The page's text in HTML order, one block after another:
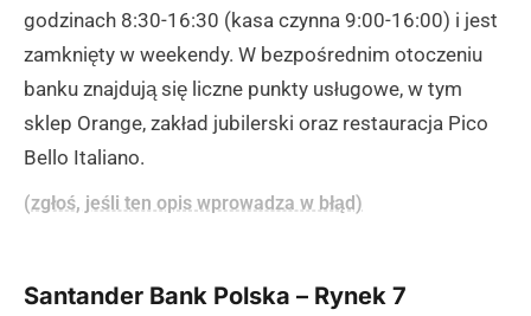
godzinach 8:30-16:30 (kasa czynna 9:00-16:00) i jest
zamknięty w weekendy. W bezpośrednim otoczeniu
banku znajdują się liczne punkty usługowe, w tym
sklep Orange, zakład jubilerski oraz restauracja Pico
Bello Italiano.
(zgłoś, jeśli ten opis wprowadza w błąd)
Santander Bank Polska – Rynek 7